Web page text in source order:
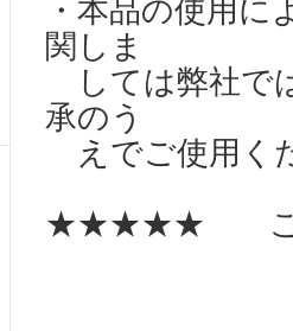
・本品の使用
関しま
しては弊社で
承のう
えでご使用く
★★★★★ こ